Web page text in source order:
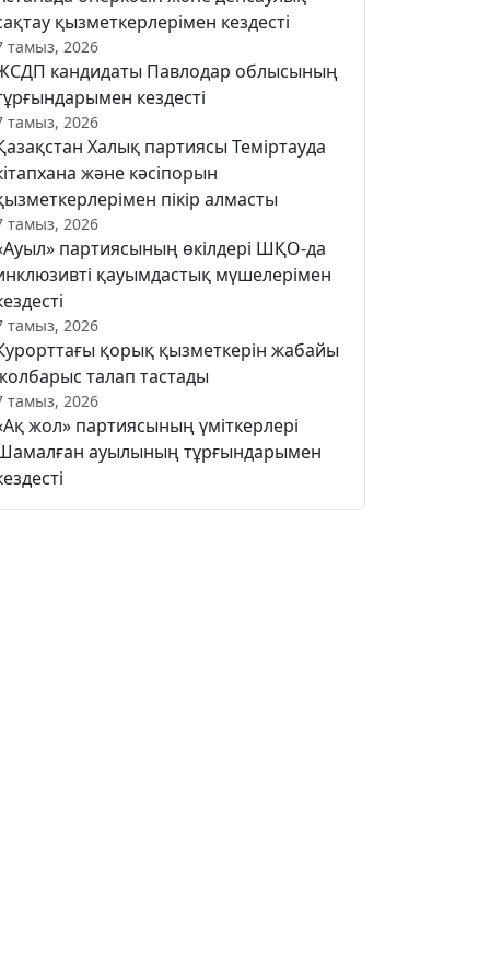
қызметкерлерімен кездесті
тамыз, 2026
кандидаты Павлодар облысының
кездесті
тамыз, 2026
Халық партиясы Теміртауда
және кәсіпорын
пікір алмасты
тамыз, 2026
партиясының өкілдері ШҚО-да
қауымдастық мүшелерімен
тамыз, 2026
қорық қызметкерін жабайы
талап тастады
тамыз, 2026
жол» партиясының үміткерлері
ауылының тұрғындарымен